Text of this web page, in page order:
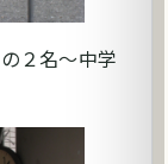
２名～中学